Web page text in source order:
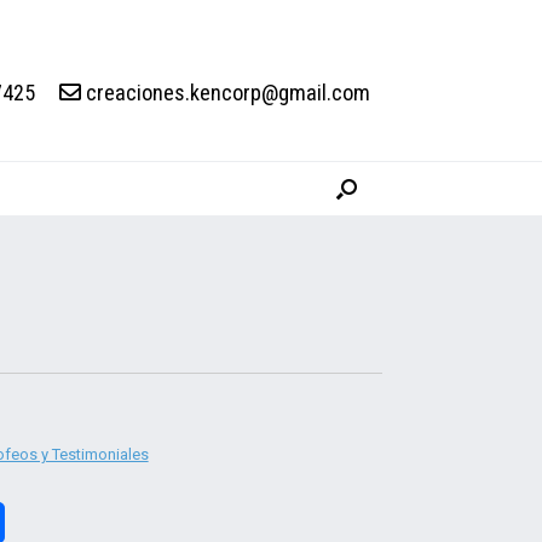
creaciones.kencorp@gmail.com
y Testimoniales